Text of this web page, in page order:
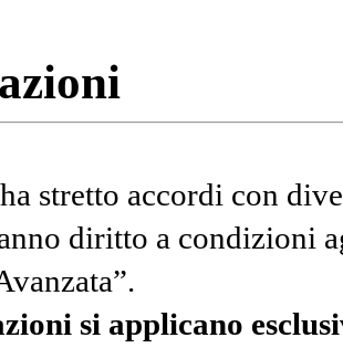
stretto accordi con
diritto a condizioni
si applicano